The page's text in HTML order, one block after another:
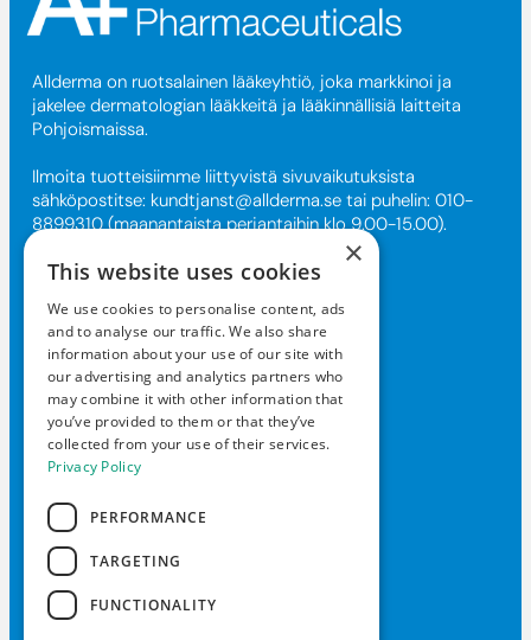
Allderma on ruotsalainen lääkeyhtiö, joka markkinoi ja
jakelee dermatologian lääkkeitä ja lääkinnällisiä laitteita
Pohjoismaissa.
Ilmoita tuotteisiimme liittyvistä sivuvaikutuksista
sähköpostitse: kundtjanst@allderma.setai puhelin: 010-
8899310 (maanantaista perjantaihin klo 9.00-15.00).
Ota yhteyttä
kundtjanst@allderma.se
+46108-89 93 10
Box 1890, 116 74 Tukholma
Ma-pe klo 9-15
© 2025 Ruotsin Daxxin
×
This website uses cookies
We use cookies to personalise content, ads
and to analyse our traffic. We also share
information about your use of our site with
our advertising and analytics partners who
may combine it with other information that
you’ve provided to them or that they’ve
collected from your use of their services.
Privacy Policy
PERFORMANCE
TARGETING
FUNCTIONALITY